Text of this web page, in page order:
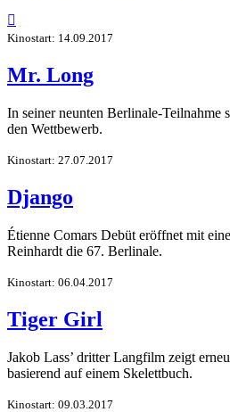

Kinostart: 14.09.2017
Mr. Long
In seiner neunten Berlinale-Teilnahme
den Wettbewerb.
Kinostart: 27.07.2017
Django
Étienne Comars Debüt eröffnet mit
Reinhardt die 67. Berlinale.
Kinostart: 06.04.2017
Tiger Girl
Jakob Lass’ dritter Langfilm zeigt
basierend auf einem Skelettbuch.
Kinostart: 09.03.2017